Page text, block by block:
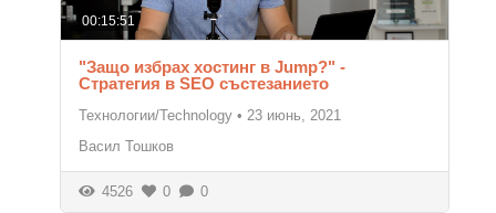
00:15:51
"Защо избрах хостинг в Jump?" -
Стратегия в SEO състезанието
Технологии/Technology • 23 июнь, 2021
Васил Тошков
4526 0 0